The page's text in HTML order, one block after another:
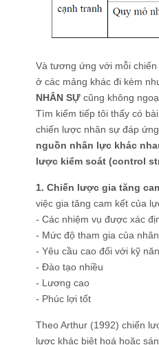
Và tương ứng với mỗi
ở các mảng khác đi kèm
NHÂN SỰ cũng không
Tìm kiếm tiếp tôi thấy có
chiến lược nhân sự đáp
nguồn nhân lực khác
lược kiểm soát (control
1. Chiến lược gia tăng
việc gia tăng cam kết của
- Các nhiệm vụ được xác
- Mức độ tham gia của
- Yêu cầu cao đối với kỹ
- Đào tạo nhiều
- Lương cao
- Phúc lợi tốt
Theo Arthur (1992) chiến
lược khác biệt hoá hoặc